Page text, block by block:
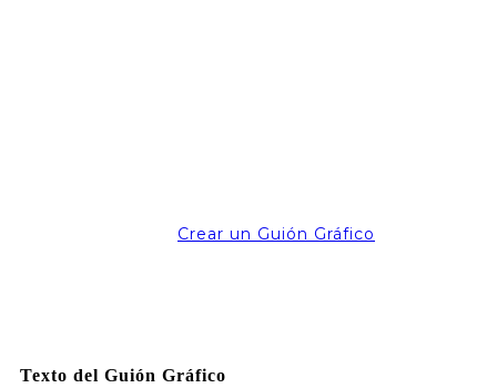
Crear un Guión Gráfico
Texto del Guión Gráfico